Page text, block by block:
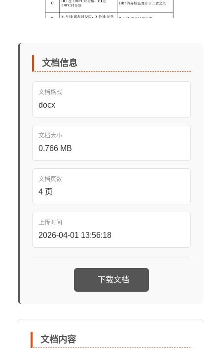
文档信息
文档格式
docx
文档大小
0.766 MB
文档页数
4 页
上传时间
2026-04-01 13:56:18
下载文档
文档内容